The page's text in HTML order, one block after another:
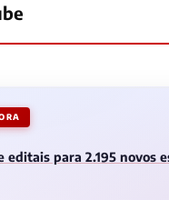
editais para 2.195 novos